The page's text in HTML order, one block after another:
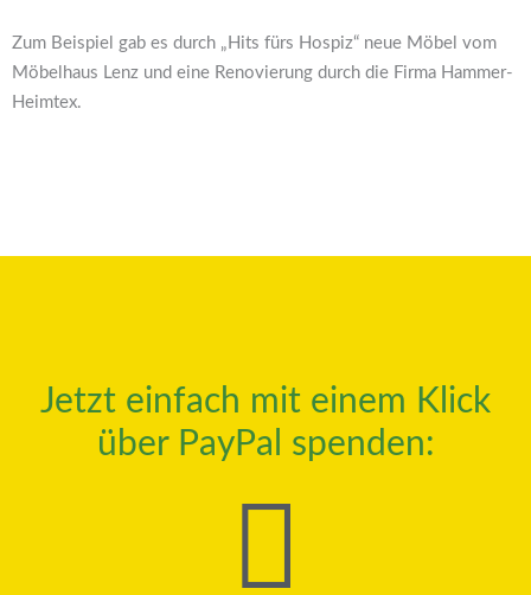
Zum Beispiel gab es durch „Hits fürs Hospiz“ neue Möbel vom
Möbelhaus Lenz und eine Renovierung durch die Firma Hammer-
Heimtex.
Jetzt einfach mit einem Klick
über PayPal spenden: